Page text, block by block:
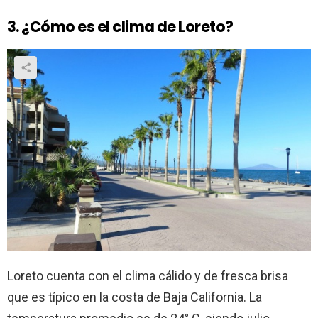
3. ¿Cómo es el clima de Loreto?
Loreto cuenta con el clima cálido y de fresca brisa
que es típico en la costa de Baja California. La